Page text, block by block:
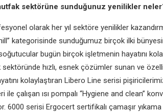
sektörüne sunduğunuz yenilikler
olarak her yıl sektöre yenilikler
kategorisinde sunduğumuz birçok ilki
bugün birçok işletmenin hayatını
hızlı, esnek çözümler sunan ve
kolaylaştıran Libero Line serisi
ile çalışan ısı pompalı “Hygiene and clean”
6000 serisi Ergocert sertifikalı çamaşır